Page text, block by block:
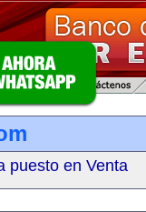
puesto en Venta